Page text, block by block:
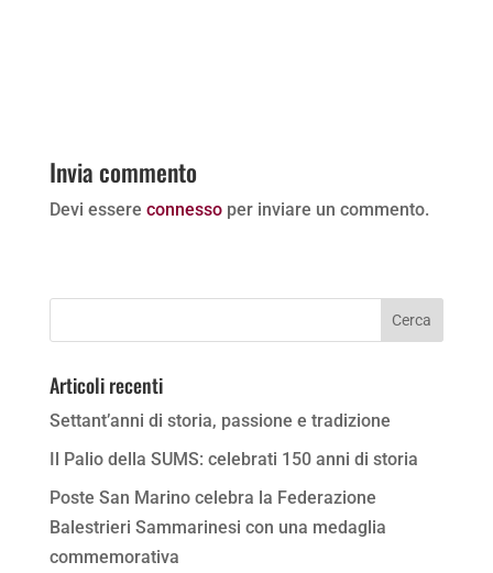
Invia commento
Devi essere connessoper inviare un commento.
Articoli recenti
Settant’anni di storia, passione e tradizione
Il Palio della SUMS: celebrati 150 anni di storia
Poste San Marino celebra la Federazione
Balestrieri Sammarinesi con una medaglia
commemorativa